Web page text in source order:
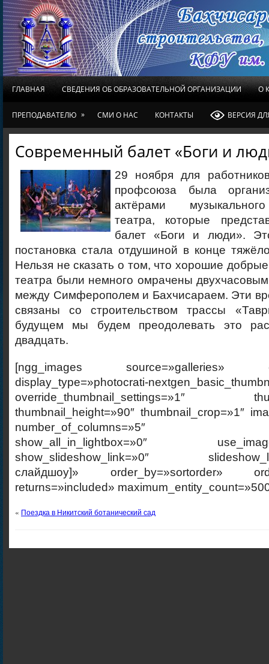
ГЛАВНАЯ СВЕДЕНИЯ ОБ ОБРАЗОВАТЕЛЬНОЙ ОРГАНИЗАЦИИ О
ПРЕПОДАВАТЕЛЮ » СМИ О НАС КОНТАКТЫ ВЕРСИЯ
Современный балет «Боги и
29 ноября для
профсоюза была
актёрами
театра, которые
балет «Боги и люди».
постановка стала отдушиной в конце
Нельзя не сказать о том, что хорошие
театра были немного омрачены
между Симферополем и Бахчисараем. Эти
связаны со строительством трассы
будущем мы будем преодолевать это
двадцать.
[ngg_images source=»galleries»
display_type=»photocrati-
override_thumbnail_settings=»1″
thumbnail_height=»90″ thumbnail_crop=»1″
number_of_columns=»5″
show_all_in_lightbox=»0″
show_slideshow_link=»0″
слайдшоу]» order_by=»sortorder»
returns=»included»
« Поездка в Никитский ботанический сад